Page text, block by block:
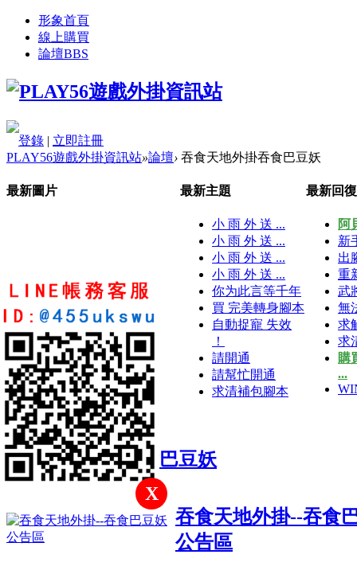
形象首頁
線上購買
論壇BBS
登錄 | 立即註冊
PLAY56遊戲外掛資訊站»論壇› 吞食天地外掛吞食巴豆妖
最新圖片 最新主題
小 雨 外 送 ...
小 雨 外 送 ...
小 雨 外 送 ...
小 雨 外 送 ...
你为此言等千年
買 完美轉身腳本
自動捉寵 失效
！
請開通
請幫忙開通
求清補包腳本
最新回復
阿
新
出
重
武
無
求
求
購
...
吞食天地外掛吞食巴豆妖
吞食天地外掛--吞食
公告區
X